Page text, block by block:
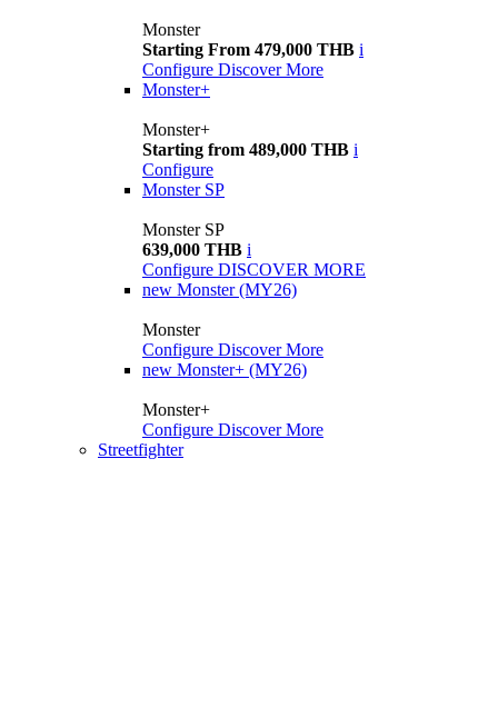
Monster
Starting From 479,000 THB i
Configure Discover More
Monster+
Monster+
Starting from 489,000 THB i
Configure
Monster SP
Monster SP
639,000 THB i
Configure DISCOVER MORE
new Monster (MY26)
Monster
Configure Discover More
new Monster+ (MY26)
Monster+
Configure Discover More
Streetfighter